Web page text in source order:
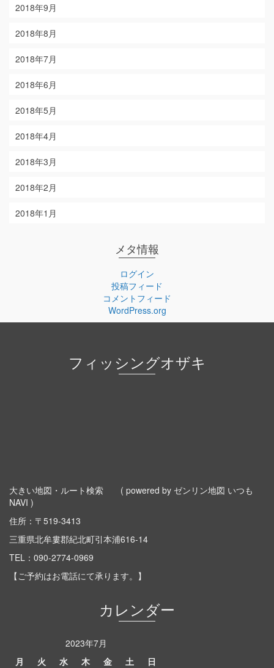
2018年9月
2018年8月
2018年7月
2018年6月
2018年5月
2018年4月
2018年3月
2018年2月
2018年1月
メタ情報
ログイン
投稿フィード
コメントフィード
WordPress.org
フィッシングオザキ
大きい地図・ルート検索
( powered by ゼンリン地図 いつも
NAVI )
住所：〒519-3413
三重県北牟婁郡紀北町引本浦616-14
TEL： 090-2774-0969
【ご予約はお電話にて承ります。】
カレンダー
2023年7月
月
火 水 木 金 土
日